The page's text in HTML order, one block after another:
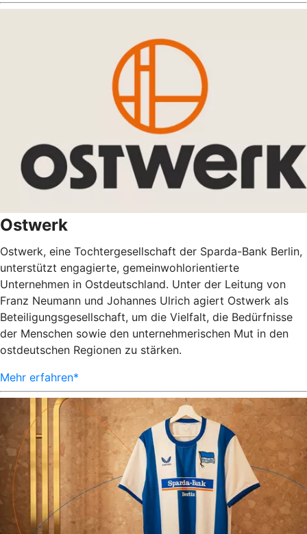
Ostwerk
Ostwerk, eine Tochtergesellschaft der Sparda-Bank Berlin,
unterstützt engagierte, gemeinwohlorientierte
Unternehmen in Ostdeutschland. Unter der Leitung von
Franz Neumann und Johannes Ulrich agiert Ostwerk als
Beteiligungsgesellschaft, um die Vielfalt, die Bedürfnisse
der Menschen sowie den unternehmerischen Mut in den
ostdeutschen Regionen zu stärken.
Mehr erfahren*